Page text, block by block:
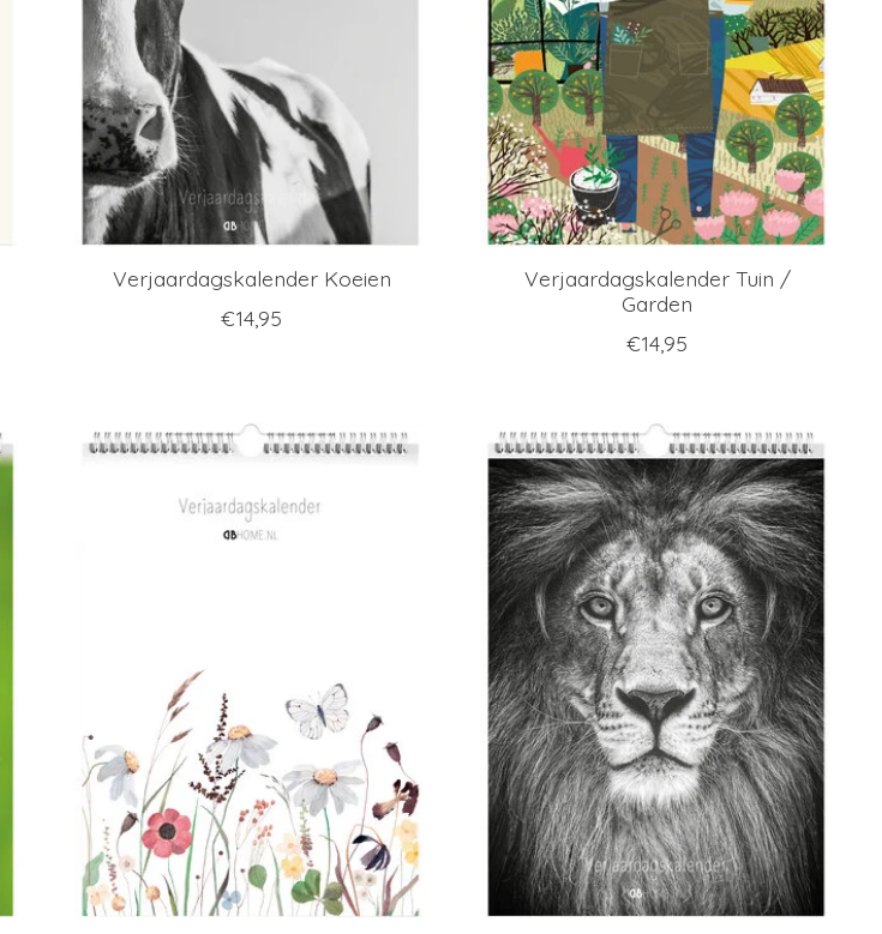
Verjaardagskalender Koeien
€14,95
Verjaardagskalender Tuin /
Garden
€14,95